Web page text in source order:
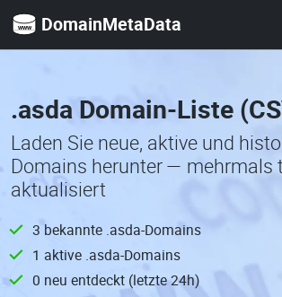
DomainMetaData
.asda Domain-Liste
Laden Sie neue, aktive und
Domains herunter — mehrmals
aktualisiert
3 bekannte .asda-Domains
1 aktive .asda-Domains
0 neu entdeckt (letzte 24h)